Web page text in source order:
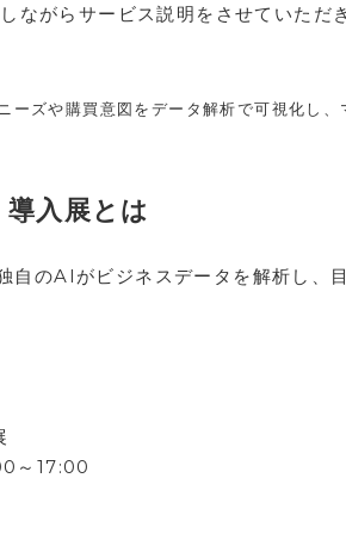
ながらサービス説明をさせていただ
ズや購買意図をデータ解析で可視化し、
入展とは
のAIがビジネスデータを解析し、
～17:00